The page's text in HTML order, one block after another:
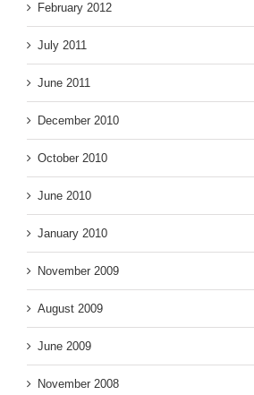
February 2012
July 2011
June 2011
December 2010
October 2010
June 2010
January 2010
November 2009
August 2009
June 2009
November 2008